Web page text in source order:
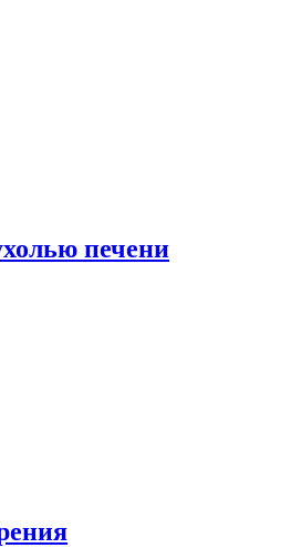
печени